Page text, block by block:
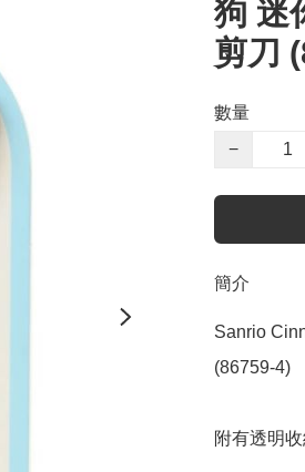
狗 迷
剪刀
數量
−
簡介
Sanrio
(86759-4)
附有透明